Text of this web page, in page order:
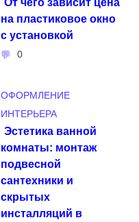
на пластиковое окно
с установкой
0
ОФОРМЛЕНИЕ
ИНТЕРЬЕРА
Эстетика ванной
комнаты: монтаж
подвесной
сантехники и
скрытых
инсталляций в